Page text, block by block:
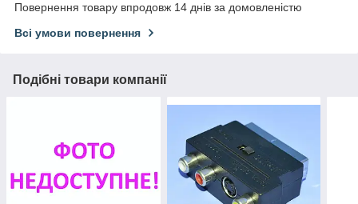
Повернення товару впродовж 14 днів за домовленістю
Всі умови повернення
Подібні товари компанії